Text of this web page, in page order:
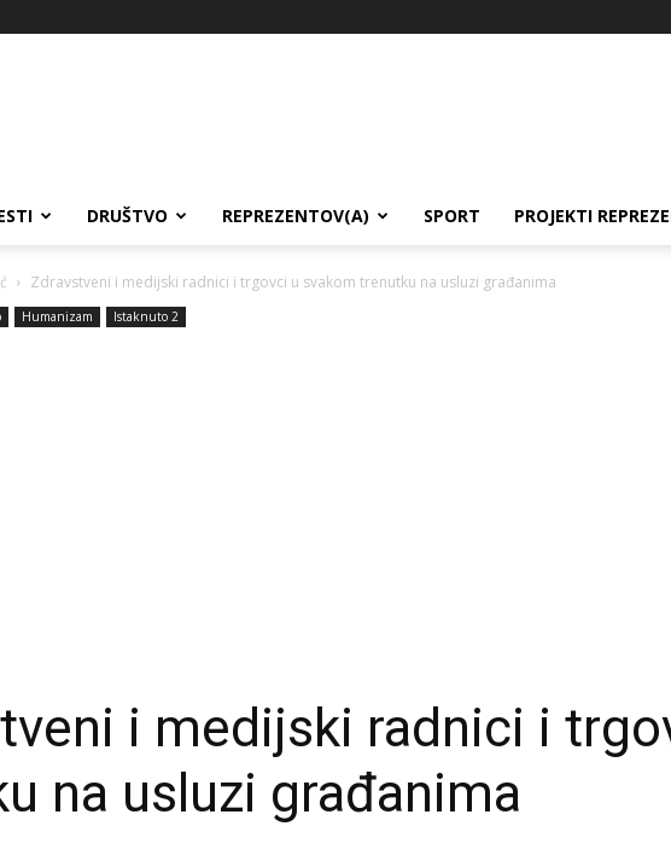
DRUŠTVO REPREZENTOV(A) SPORT PROJEKTI
Zdravstveni i medijski radnici i trgovci u svakom trenutku na usluzi građanima
Humanizam Istaknuto 2
i medijski radnici i
na usluzi građanima